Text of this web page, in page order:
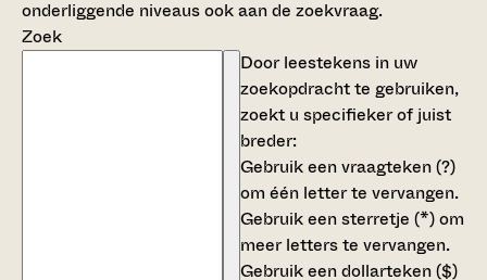
onderliggende niveaus ook aan de zoekvraag.
Zoek
Door leestekens in uw
zoekopdracht te gebruiken,
zoekt u specifieker of juist
breder:
Gebruik eenvraagteken (?)
om één letter te vervangen.
Gebruik eensterretje (*)om
meer letters te vervangen.
Gebruik eendollarteken ($)